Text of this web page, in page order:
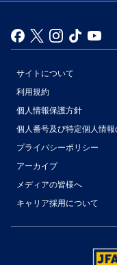
サイトについて
利用規約
個人情報保護方針
個人番号及び特定個人情
プライバシーポリシー
アーカイブ
メディアの皆様へ
キャリア採用について